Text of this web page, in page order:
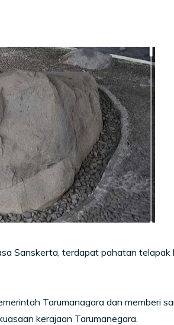
Sanskerta, terdapat pahatan telapak
Tarumanagara dan memberi
kerajaan Tarumanegara.